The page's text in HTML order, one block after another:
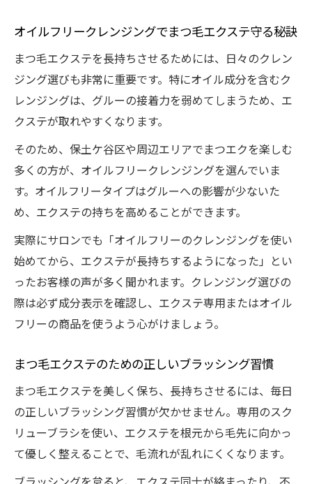
える影響
まつ毛エクステと自まつ毛の正しいケアバ
ランス
健康維持でまつ毛エクステライフを楽しむ
コツ
オイルフリークレンジングでまつ毛エクステ守る秘訣
まつ毛エクステを長持ちさせるためには、日々のクレン
ジング選びも非常に重要です。特にオイル成分を含むク
レンジングは、グルーの接着力を弱めてしまうため、エ
クステが取れやすくなります。
そのため、保土ケ谷区や周辺エリアでまつエクを楽しむ
多くの方が、オイルフリークレンジングを選んでいま
す。オイルフリータイプはグルーへの影響が少ないた
め、エクステの持ちを高めることができます。
実際にサロンでも「オイルフリーのクレンジングを使い
始めてから、エクステが長持ちするようになった」とい
ったお客様の声が多く聞かれます。クレンジング選びの
際は必ず成分表示を確認し、エクステ専用またはオイル
フリーの商品を使うよう心がけましょう。
まつ毛エクステのための正しいブラッシング習慣
まつ毛エクステを美しく保ち、長持ちさせるには、毎日
の正しいブラッシング習慣が欠かせません。専用のスク
リューブラシを使い、エクステを根元から毛先に向かっ
て優しく整えることで、毛流れが乱れにくくなります。